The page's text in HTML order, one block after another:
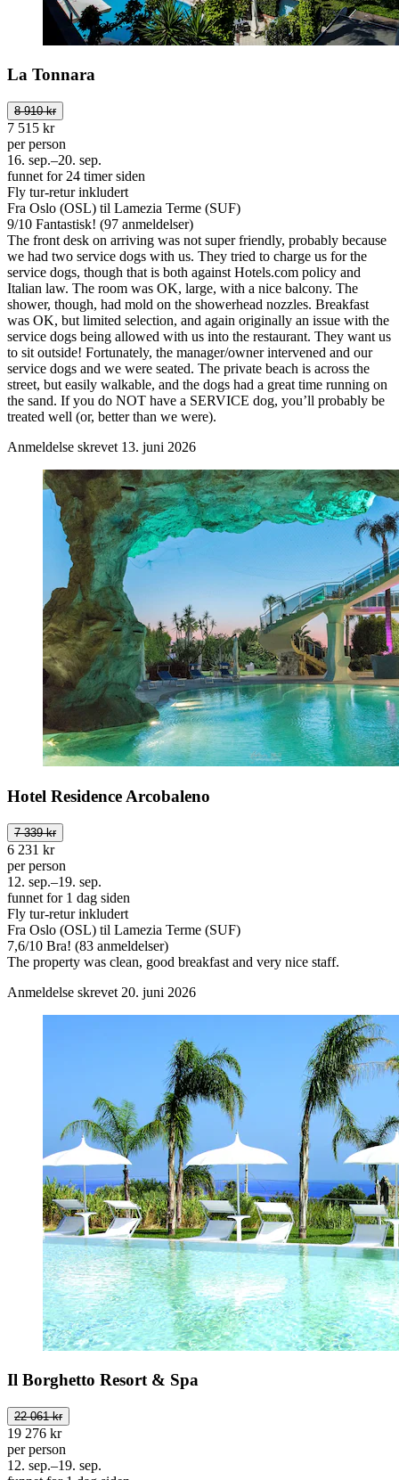
La Tonnara
8 910 kr
7 515 kr
per person
16. sep.–20. sep.
funnet for 24 timer siden
Fly tur-retur inkludert
Fra Oslo (OSL) til Lamezia Terme (SUF)
9/10 Fantastisk! (97 anmeldelser)
The front desk on arriving was not super friendly, probably because
we had two service dogs with us. They tried to charge us for the
service dogs, though that is both against Hotels.com policy and
Italian law. The room was OK, large, with a nice balcony. The
shower, though, had mold on the showerhead nozzles. Breakfast
was OK, but limited selection, and again originally an issue with the
service dogs being allowed with us into the restaurant. They want us
to sit outside! Fortunately, the manager/owner intervened and our
service dogs and we were seated. The private beach is across the
street, but easily walkable, and the dogs had a great time running on
the sand. If you do NOT have a SERVICE dog, you’ll probably be
treated well (or, better than we were).
Anmeldelse skrevet 13. juni 2026
Hotel Residence Arcobaleno
7 339 kr
6 231 kr
per person
12. sep.–19. sep.
funnet for 1 dag siden
Fly tur-retur inkludert
Fra Oslo (OSL) til Lamezia Terme (SUF)
7,6/10 Bra! (83 anmeldelser)
The property was clean, good breakfast and very nice staff.
Anmeldelse skrevet 20. juni 2026
Il Borghetto Resort & Spa
22 061 kr
19 276 kr
per person
12. sep.–19. sep.